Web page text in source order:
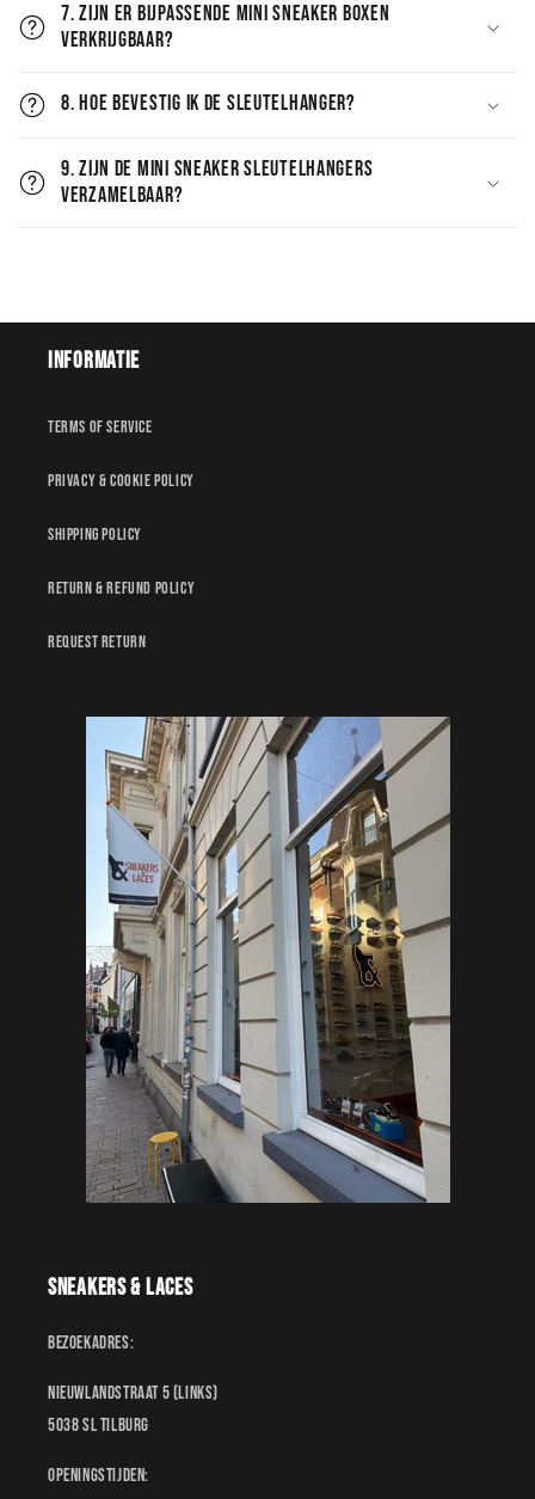
7. Zijn er bijpassende Mini Sneaker Boxen
verkrijgbaar?
8. Hoe bevestig ik de sleutelhanger?
9. Zijn de Mini Sneaker Sleutelhangers
verzamelbaar?
Informatie
Terms of service
Privacy & Cookie policy
Shipping policy
Return & Refund policy
Request Return
Sneakers & Laces
Bezoekadres:
Nieuwlandstraat 5 (links)
5038 SL Tilburg
Openingstijden: